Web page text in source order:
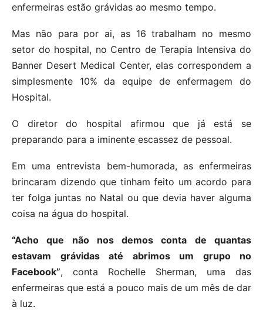
enfermeiras estão grávidas ao mesmo tempo.
Mas não para por ai, as 16 trabalham no mesmo
setor do hospital, no Centro de Terapia Intensiva do
Banner Desert Medical Center, elas correspondem a
simplesmente 10% da equipe de enfermagem do
Hospital.
O diretor do hospital afirmou que já está se
preparando para a iminente escassez de pessoal.
Em uma entrevista bem-humorada, as enfermeiras
brincaram dizendo que tinham feito um acordo para
ter folga juntas no Natal ou que devia haver alguma
coisa na água do hospital.
“Acho que não nos demos conta de quantas
estavam grávidas até abrimos um grupo no
Facebook”, conta Rochelle Sherman, uma das
enfermeiras que está a pouco mais de um mês de dar
à luz.